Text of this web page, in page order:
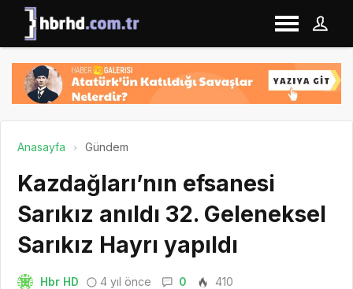
Anasayfa Gündem
Kazdağları’nın efsanesi
Sarıkız anıldı 32. Geleneksel
Sarıkız Hayrı yapıldı
Hbr HD 4 yıl önce 0
410